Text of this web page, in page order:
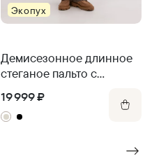
Экопух
Демисезонное длинное
стеганое пальто с
19 999 ₽